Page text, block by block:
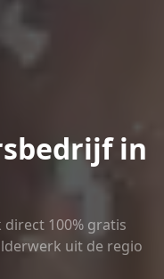
in
100% gratis
uit de regio